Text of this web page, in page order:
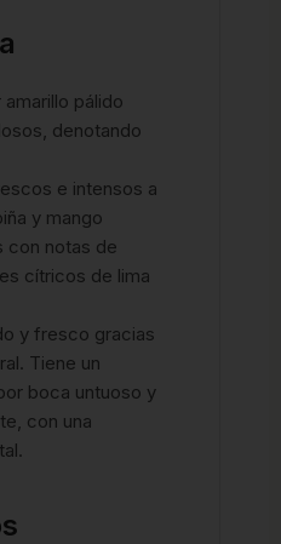
pálido
denotando
e intensos a
y mango
con notas de
cítricos de lima
y fresco gracias
Tiene un
boca untuoso y
con una